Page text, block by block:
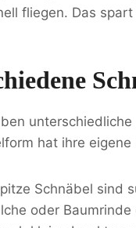
fliegen. Das
hat ihre
Schnäbel sind
oder